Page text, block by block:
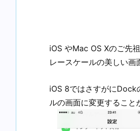
iOS やMac OS Xのご先
レースケールの美しい画
iOS 8ではさすがにDock
ルの画面に変更すること